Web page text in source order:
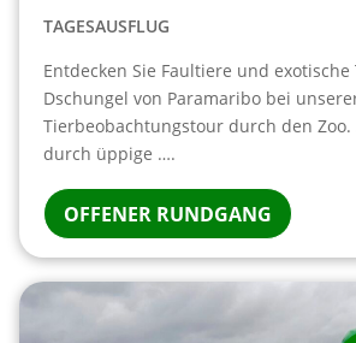
TAGESAUSFLUG
Entdecken Sie Faultiere und exotische
Dschungel von Paramaribo bei
Tierbeobachtungstour durch den Zoo.
durch üppige ….
OFFENER RUNDGANG